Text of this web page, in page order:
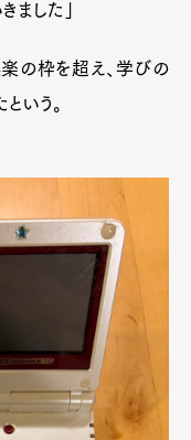
ました」
楽の枠を超え、学びの
いう。